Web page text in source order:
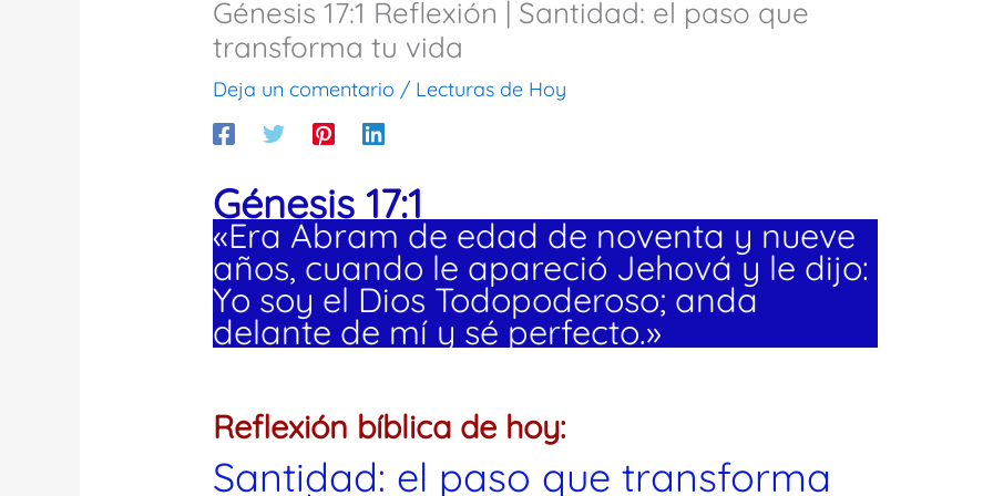
Génesis 17:1 Reflexión | Santidad: el paso que
transforma tu vida
Deja un comentario / Lecturas de Hoy
Génesis 17:1
«Era Abram de edad de noventa y nueve
años, cuando le apareció Jehová y le dijo:
Yo soy el Dios Todopoderoso; anda
delante de mí y sé perfecto.»
Reflexión bíblica de hoy:
Santidad: el paso que transforma